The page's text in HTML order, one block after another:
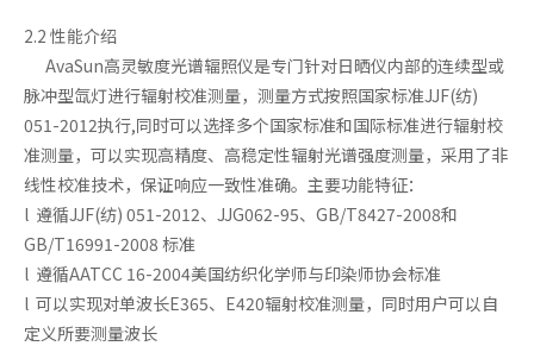
2.2 性能介绍
AvaSun高灵敏度光谱辐照仪是专门针对日晒仪内部的连续型或
脉冲型氙灯进行辐射校准测量，测量方式按照国家标准JJF(纺)
051-2012执行,同时可以选择多个国家标准和国际标准进行辐射校
准测量，可以实现高精度、高稳定性辐射光谱强度测量，采用了非
线性校准技术，保证响应一致性准确。主要功能特征：
l 遵循JJF(纺) 051-2012、JJG062-95、GB/T8427-2008和
GB/T16991-2008 标准
l 遵循AATCC 16-2004美国纺织化学师与印染师协会标准
l 可以实现对单波长E365、E420辐射校准测量，同时用户可以自
定义所要测量波长